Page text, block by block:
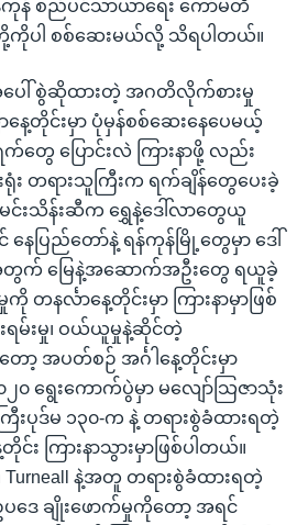
န် စည်ပင်သာယာရေး ကော်မတီ
တို့ကိုပါ စစ်ဆေးမယ်လို့ သိရပါတယ်။
ပေါ် စွဲဆိုထားတဲ့ အဂတိလိုက်စားမှု
တိုင်းမှာ ပုံမှန်စစ်ဆေးနေပေမယ့်
ေ ပြောင်းလဲ ကြားနာဖို့ လည်း
း တရားသူကြီးက ရက်ချိန်တွေပေးခဲ့
မင်းသိန်းဆီက ရွှေနဲ့ဒေါ်လာတွေယူ
ပြည်တော်နဲ့ ရန်ကုန်မြို့တွေမှာ ဒေါ်
အတွက် မြေနဲ့အဆောက်အဦးတွေ ရယူခဲ့
နင်္လာနေ့တိုင်းမှာ ကြားနာမှာဖြစ်
ရမ်းမှု၊ ဝယ်ယူမှုနဲ့ဆိုင်တဲ့
ာ့ အပတ်စဉ် အင်္ဂါနေ့တိုင်းမှာ
၂၀၂၀ ရွေးကောက်ပွဲမှာ မလျော်သြဇာသုံး
ပုဒ်မ ၁၃၀-က နဲ့ တရားစွဲခံထားရတဲ့
း ကြားနာသွားမှာဖြစ်ပါတယ်။
Turneall နဲ့အတူ တရားစွဲခံထားရတဲ့
ေ ချိုးဖောက်မှုကိုတော့ အရင်